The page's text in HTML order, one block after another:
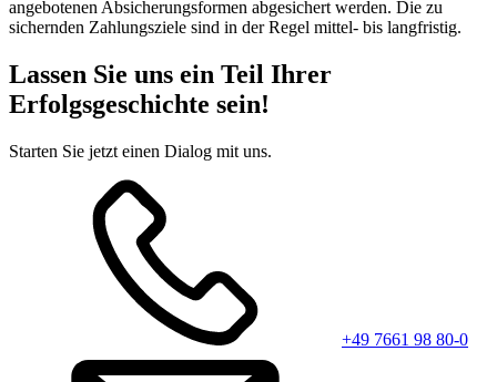
angebotenen Absicherungsformen abgesichert werden. Die zu
sichernden Zahlungsziele sind in der Regel mittel- bis langfristig.
Lassen Sie uns ein Teil Ihrer
Erfolgsgeschichte sein!
Starten Sie jetzt einen Dialog mit uns.
+49 7661 98 80-0